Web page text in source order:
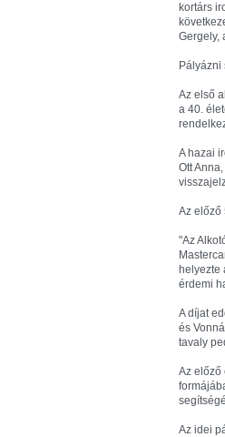
kortárs
Gergely,
Pályázni
Az első
a 40.
A hazai
Ott
Az előző
"Az
helyezte
érdemi
A díjat
és
tavaly
Az előző
Az idei